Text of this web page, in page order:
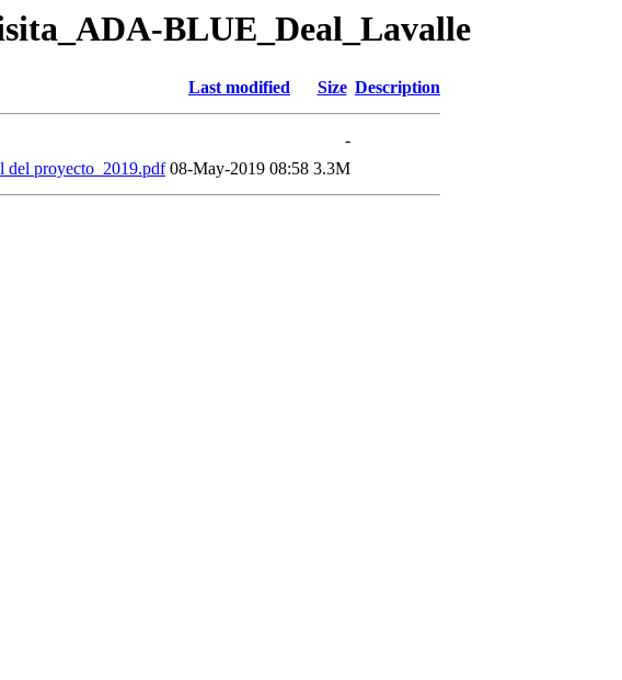
BLUE_Deal_Lavalle
Last modified Size Description
-
del proyecto_2019.pdf 08-May-2019 08:58 3.3M